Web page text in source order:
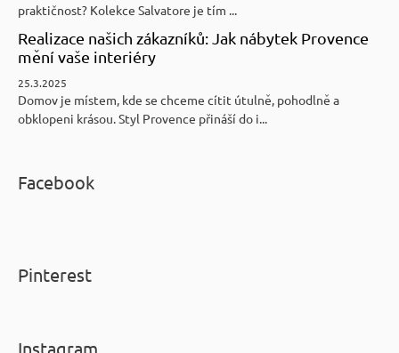
praktičnost? Kolekce Salvatore je tím ...
Realizace našich zákazníků: Jak nábytek Provence
mění vaše interiéry
25.3.2025
Domov je místem, kde se chceme cítit útulně, pohodlně a
obklopeni krásou. Styl Provence přináší do i...
Facebook
Pinterest
Instagram